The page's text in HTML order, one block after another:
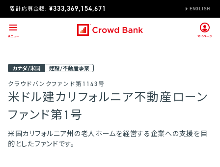
累計応募金額: ¥333,369,154,671 ENGLISH
カナダ/米国 建設/不動産事業
クラウドバンクファンド第1143号
米ドル建カリフォルニア不動産ローン
ファンド第1号
米国カリフォルニア州の老人ホームを経営する企業への支援を目
的としたファンドです。